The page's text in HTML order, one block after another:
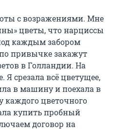
с возражениями. Мне
цветы, что нарциссы
каждым забором
привычке закажут
в Голландии. На
срезала всё цветущее,
в машину и поехала в
каждого цветочного
купить пробный
договор на